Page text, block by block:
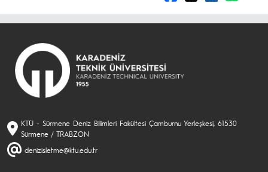
KTÜ - Sürmene Deniz Bilimleri Fakültesi Çamburnu Yerleşkesi, 61530
Sürmene / TRABZON
denizisletme@ktu.edu.tr